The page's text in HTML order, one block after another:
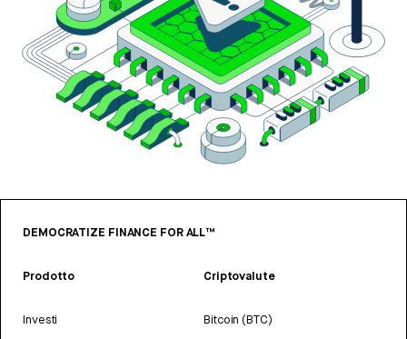
DEMOCRATIZE FINANCE FOR ALL™
Prodotto
Investi
Criptovalute
Bitcoin (BTC)